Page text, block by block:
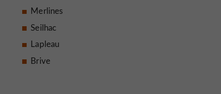
Merlines
Seilhac
Lapleau
Brive